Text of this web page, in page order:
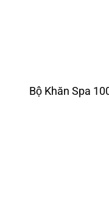
Bộ Khăn Spa